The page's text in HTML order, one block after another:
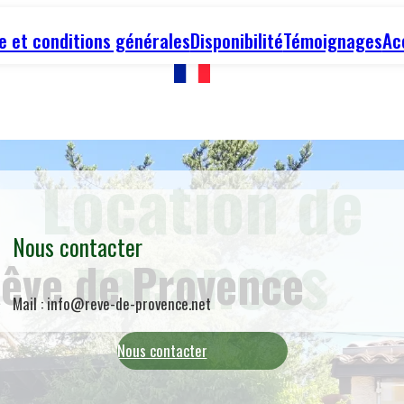
et conditions généralesDisponibilitéTémoignages
Location de
vacances
de Provence
Nous contacter
Mail : info@reve-de-provence.net
Nous contacter